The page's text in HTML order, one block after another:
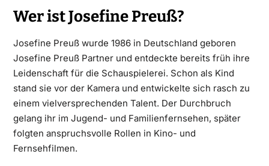
Wer ist Josefine Preuß?
Josefine Preuß wurde 1986 in Deutschland geboren
Josefine Preuß Partner und entdeckte bereits früh ihre
Leidenschaft für die Schauspielerei. Schon als Kind
stand sie vor der Kamera und entwickelte sich rasch zu
einem vielversprechenden Talent. Der Durchbruch
gelang ihr im Jugend- und Familienfernsehen, später
folgten anspruchsvolle Rollen in Kino- und
Fernsehfilmen.